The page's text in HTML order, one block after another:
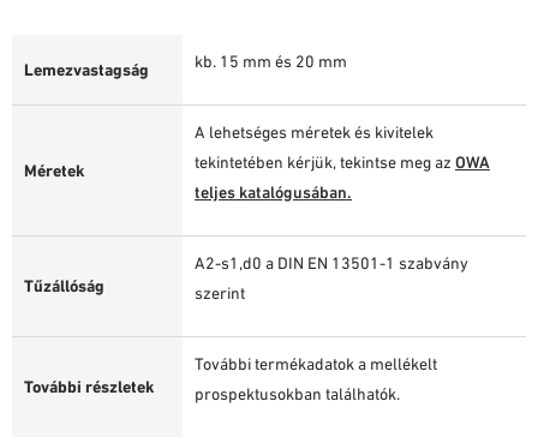
Lemezvastagság kb. 15 mm és 20 mm
Méretek
A lehetséges méretek és kivitelek
tekintetében kérjük, tekintse meg az OWA
teljes katalógusában.
Tűzállóság
A2-s1,d0 a DIN EN 13501-1 szabvány
szerint
További részletek
További termékadatok a mellékelt
prospektusokban találhatók.